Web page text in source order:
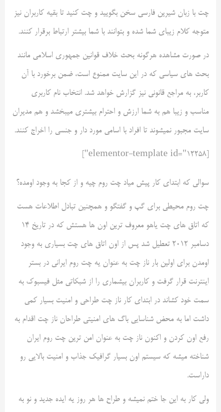
چت با زبان شیرین فارسی سخن بگویید و چت کنید تا بقیه کاربران نیز
متوجه کلام زیبای شما شده و بتوانند با شما بیشتر ارتباط برقرار کنند.
در صورت مشاهده هرگونه بحث خلاف قوانین جمهوری اسلامی مانند
بحث های سیاسی که در این سایت ممنوع است، ضمن برخورد با آن
کاربر، به مراجع قانونی نیز گزارش خواهد شد. انتخاب نام کاربری
مناسب و زیبا هم به شما ارزش و احترام بیشتری میبخشد و هم مدیران
سایت مجبور نمیشوند تا افراد با اسامی مورد دار و جنسی را اخراج کنند.
سوالی که ابتدای کار پیش میاد چت روم چیه و از کجا به وجود اومده؟
چت روم محیطی برای گپ و گفتگو و همچنین تبادل اطلاعات هست
که اتاق های چت یاهو معروف ترین اون ها هستش که در تاریخ 14
دسامبر 2012 تعطیل شد پس از اون اتاق های چت بسیاری به وجود
اومدن برای اولین بار ناز چت به عنوان یه چت روم ایرانی در بستر
اینترنت قرار گرفت و کاربران بیشماری را از شبکاتی مثل فیسبوک به
سمت خود کشاند در ابتدای کار ناز چت طراحی و امنیت بسیار کمی
داشت اما به محض شناسایی باگ های امنیتی طراحان ناز چت اقدام به
رفع اون کردن و اکنون ناز چت به عنوان امن ترین چت روم ایران
شناخته میشه که سیستم اون بسیار گرافیک جذاب و امنیت بالایی رو
داراست.
ولی کار به این جا ختم نمیشه و طراح ها هر روز یه ایده جدید و نو به